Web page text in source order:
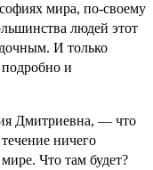
мира, по-своему
людей этот
И только
и
Дмитриевна, — что
ничего
Что там будет?